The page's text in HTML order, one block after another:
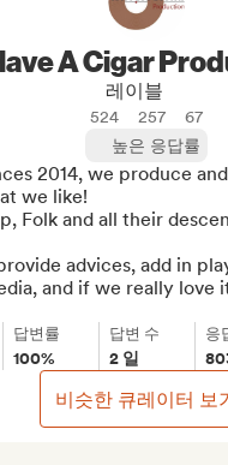
A Cigar
레이블
524 257
67
높은 응답률
2014, we produce
we like!
Folk and all their
advices, add in
and if we really love
답변률
100%
답변 수
2 일
응
비슷한 큐레이터 보